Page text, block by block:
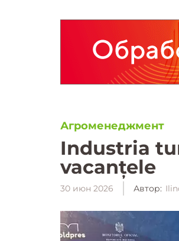
Агроменеджмент
Industria
vacanțele
30 июн 2026 Автор: